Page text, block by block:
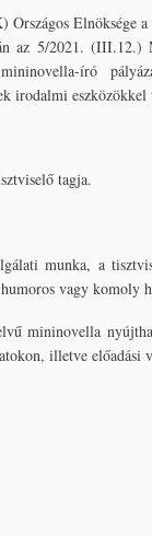
Elnöksége
az 5/2021. (III.12.)
író
irodalmi eszközökkel
tagja.
munka, a
vagy komoly
mininovella
illetve